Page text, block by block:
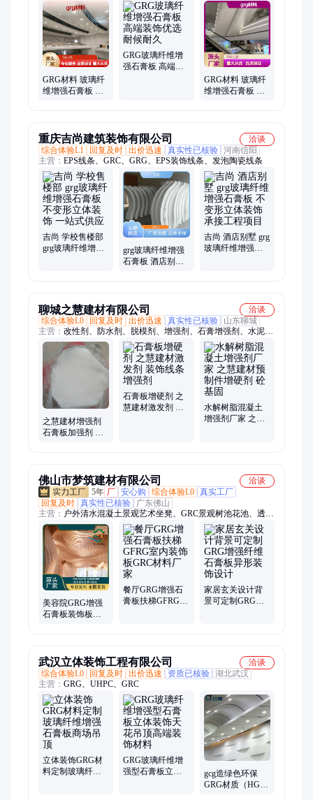
GRG材料 玻璃纤
维增强石膏板 装
GRG玻璃纤维增
强石膏板 高端装
GRG材料 玻璃纤
维增强石膏板 建
重庆吉尚建筑装饰有限公司
洽谈
综合体验L1
回复及时 出价迅速 真实性已核验 河南信阳
主营： EPS线条、GRC、GRG、EPS装饰线条、发泡陶瓷线条
吉尚 学校售楼部
grg玻璃纤维增强
grg玻璃纤维增强
石膏板 酒店别墅
吉尚 酒店别墅 grg
玻璃纤维增强石
聊城之慧建材有限公司
洽谈
综合体验L0
回复及时 出价迅速 真实性已核验
山东聊城
主营： 改性剂、防水剂、脱模剂、增强剂、石膏增强剂、水泥增
强剂、模板脱模剂、发泡剂、抗卤剂、缓凝剂、水解树脂、水泥
增硬剂、水泥增韧剂、水泥早强剂、建筑外加剂、菱镁早强剂、
建筑发泡剂、水性脱模剂、有机硅防水剂、憎水剂、流平剂、界
面剂、渗透剂、混凝土发泡剂、纳米硅防水剂
之慧建材增强剂
石膏板加强剂 装
石膏板增硬剂 之
慧建材激发剂 装
水解树脂混凝土
增强剂厂家 之慧
佛山市梦筑建材有限公司
洽谈
5年 厂 安心购 综合体验L0 真实工厂
回复及时 真实性已核验
广东佛山
主营： 户外清水混凝土景观艺术坐凳、GRC景观树池花池、透光
混凝土、GRG增强石膏板、GRC市政花盆、GRC建筑艺术构
件、人造砂岩园林景观雕塑
美容院GRG增强
石膏板装饰板
餐厅GRG增强石
膏板扶梯GFRG室
家居玄关设计背
景可定制GRG增
武汉立体装饰工程有限公司
洽谈
综合体验L0
回复及时 出价迅速 资质已核验 湖北武汉
主营： GRG、UHPC、GRC
立体装饰GRG材
料定制玻璃纤维
GRG玻璃纤维增
强型石膏板立体
gcg造绿色环保
GRG材质（HGZ-